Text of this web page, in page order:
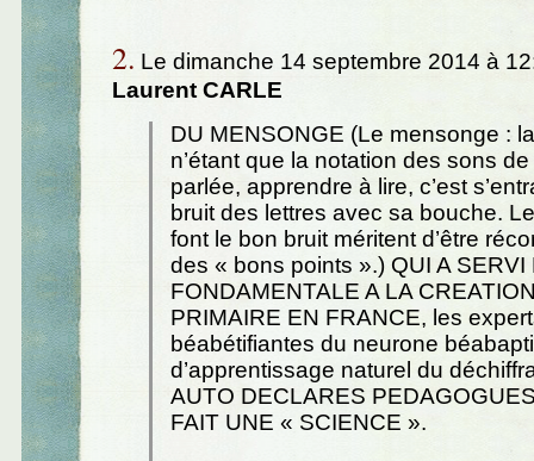
2. Le dimanche 14 septembre 2014 à
Laurent CARLE
DU MENSONGE (Le mensonge :
n’étant que la notation des sons
parlée, apprendre à lire, c’est
bruit des lettres avec sa bouche.
font le bon bruit méritent d’être
des « bons points ».) QUI A SERVI
FONDAMENTALE A LA
PRIMAIRE EN FRANCE, les
béabétifiantes du neurone
d’apprentissage naturel du
AUTO DECLARES
FAIT UNE « SCIENCE ».